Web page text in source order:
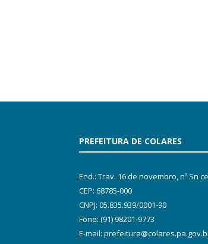
PREFEITURA DE COLARES
End.: Trav. 16 de novembro, nº Sn
CEP: 68785-000
CNPJ: 05.835.939/0001-90
Fone: (91) 98201-9773
E-mail: